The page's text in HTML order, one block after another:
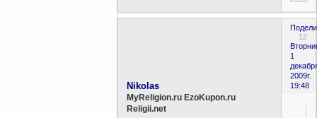
12
1
2009г.
19:48
Nikolas
MyReligion.ru EzoKupon.ru
Religii.net